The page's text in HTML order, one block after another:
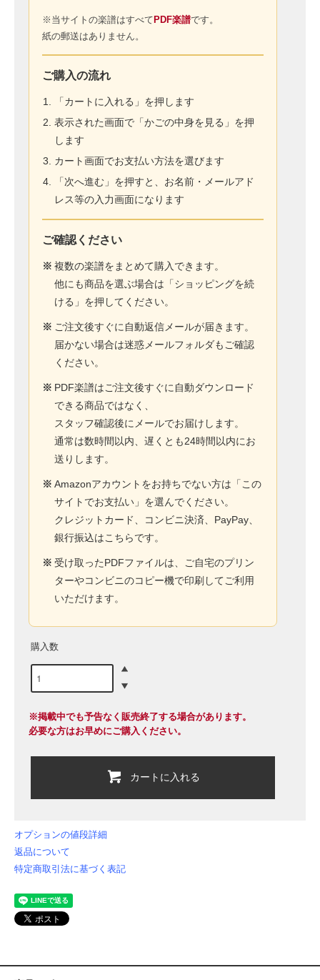
※当サイトの楽譜はすべてPDF楽譜です。
紙の郵送はありません。
ご購入の流れ
「カートに入れる」を押します
表示された画面で「かごの中身を見る」を押
します
カート画面でお支払い方法を選びます
「次へ進む」を押すと、お名前・メールアド
レス等の入力画面になります
ご確認ください
※ 複数の楽譜をまとめて購入できます。
他にも商品を選ぶ場合は「ショッピングを続
ける」を押してください。
※ ご注文後すぐに自動返信メールが届きます。
届かない場合は迷惑メールフォルダもご確認
ください。
※ PDF楽譜はご注文後すぐに自動ダウンロード
できる商品ではなく、
スタッフ確認後にメールでお届けします。
通常は数時間以内、遅くとも24時間以内にお
送りします。
※ Amazonアカウントをお持ちでない方は「この
サイトでお支払い」を選んでください。
クレジットカード、コンビニ決済、PayPay、
銀行振込はこちらです。
※ 受け取ったPDFファイルは、ご自宅のプリン
ターやコンビニのコピー機で印刷してご利用
いただけます。
購入数
※掲載中でも予告なく販売終了する場合があります。
必要な方はお早めにご購入ください。
カートに入れる
オプションの値段詳細
返品について
特定商取引法に基づく表記